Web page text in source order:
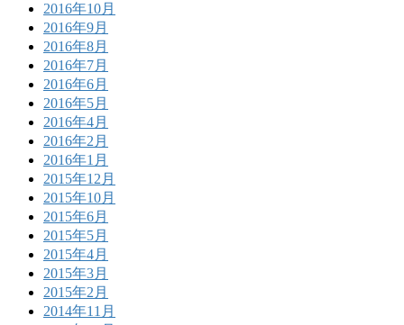
2016年10月
2016年9月
2016年8月
2016年7月
2016年6月
2016年5月
2016年4月
2016年2月
2016年1月
2015年12月
2015年10月
2015年6月
2015年5月
2015年4月
2015年3月
2015年2月
2014年11月